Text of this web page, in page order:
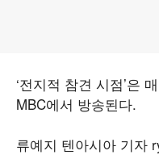
‘전지적 참견 시점’은
MBC에서 방송된다.
류예지 텐아시아 기자